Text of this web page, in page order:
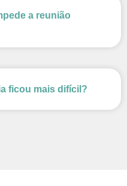
a reunião
ficou mais difícil?